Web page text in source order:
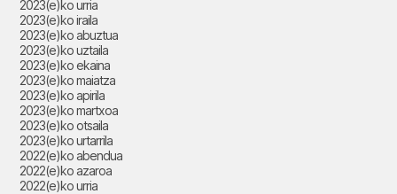
2023(e)ko urria
2023(e)ko iraila
2023(e)ko abuztua
2023(e)ko uztaila
2023(e)ko ekaina
2023(e)ko maiatza
2023(e)ko apirila
2023(e)ko martxoa
2023(e)ko otsaila
2023(e)ko urtarrila
2022(e)ko abendua
2022(e)ko azaroa
2022(e)ko urria